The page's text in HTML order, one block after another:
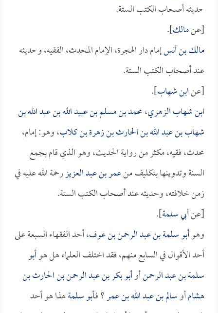
حديثه أصحاب الكتب الستة.
[عنمالك].
مالك بن أنسإمام دار الهجرة، الإمام المحدث، الفقيه، وحديثه
عند أصحاب الكتب الستة.
[عنابن شهاب].
ابن شهاب الزهري،محمد بن مسلم بن عبيد الله بن عبد الله بن
شهاب بن عبد الله بن الحارث بن زهرة بن كلاب، وهو: إمام،
محدث، فقيه، مكثر من رواية الحديث، وهو الذي قام بجمع
السنة وتدوينها بتكليف منعمر بن عبد العزيزرحمة الله عليه في
زمن خلافته، وحديثه عند أصحاب الكتب الستة.
[عنأبي سلمة].
وهوأبو سلمة بن عبد الرحمن بن عوف، أحد الفقهاء السبعة على
أحد الأقوال في السابع منهم، فقد اختلف العلماء هل هوأبو
سلمة بن عبد الرحمنأوأبو بكر بن عبد الرحمن بن الحارث بن
هشامأوسالم بن عبد الله بن عمر؟ فـأبو سلمةهذا هو أحد